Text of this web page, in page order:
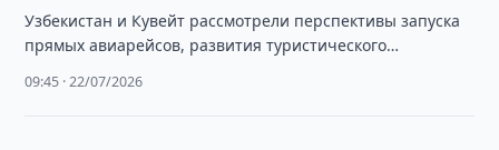
Узбекистан и Кувейт рассмотрели перспективы запуска
прямых авиарейсов, развития туристического
потенциала.
09:45 · 22/07/2026